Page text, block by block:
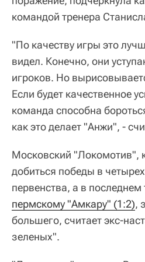
командой тренера
"По качеству игры это
видел. Конечно, они
игроков. Но
Если будет качественное
команда способна
как это делает "Анжи", -
Московский "Локомотив",
добиться победы в
первенства, а в последнем
пермскому "Амкару" (1:2),
большего, считает экс-
зеленых".